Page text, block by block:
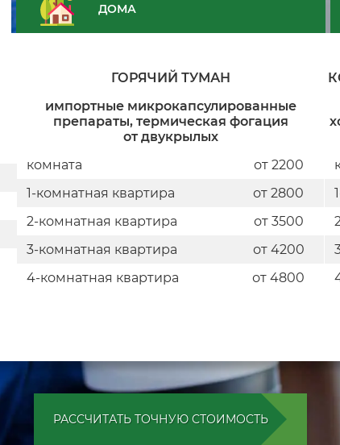
ДОМА
ГОРЯЧИЙ ТУМАН
импортные микрокапсулированные
препараты, термическая фогация
от двукрылых
комната
от 2200
1-комнатная квартира
от 2800
2-комнатная квартира
от 3500
3-комнатная квартира
от 4200
4-комнатная квартира
от 4800
РАССЧИТАТЬ ТОЧНУЮ СТОИМОСТЬ